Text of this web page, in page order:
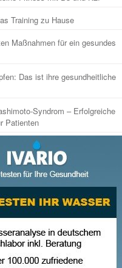
Training zu Hause
Maßnahmen für ein gesundes
Das ist ihre gesundheitliche
Syndrom – Erfolgreiche
Patienten